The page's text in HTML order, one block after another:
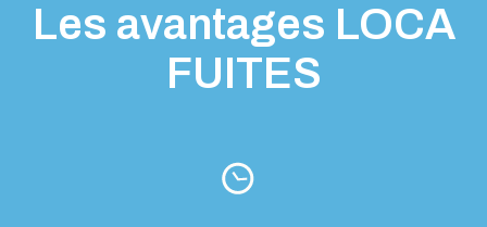
Les avantages LOCA
FUITES